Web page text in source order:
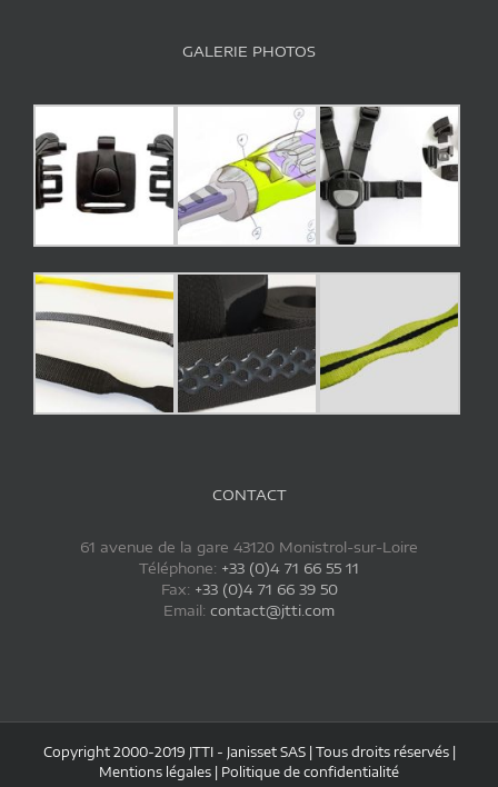
GALERIE PHOTOS
CONTACT
61 avenue de la gare 43120 Monistrol-sur-Loire
Téléphone: +33 (0)4 71 66 55 11
Fax: +33 (0)4 71 66 39 50
Email: contact@jtti.com
Copyright 2000-2019 JTTI - Janisset SAS | Tous droits réservés |
Mentions légales
Politique de confidentialité